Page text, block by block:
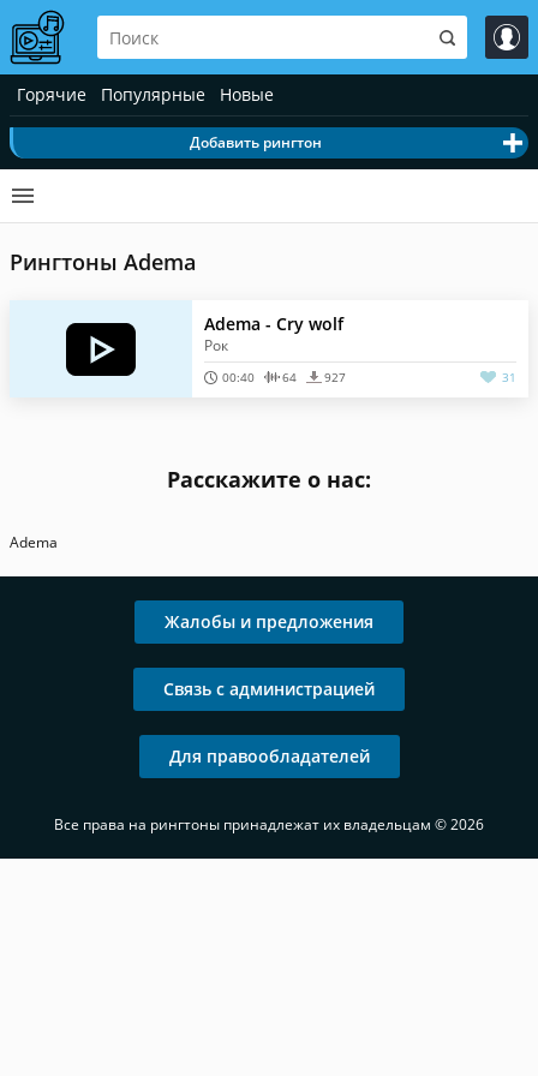
Горячие Популярные Новые
Добавить рингтон
Рингтоны Adema
Adema - Cry wolf
Рок
00:40 64 927 31
Расскажите о нас:
Adema
Жалобы и предложения
Связь с администрацией
Для правообладателей
Все права на рингтоны принадлежат их владельцам © 2026